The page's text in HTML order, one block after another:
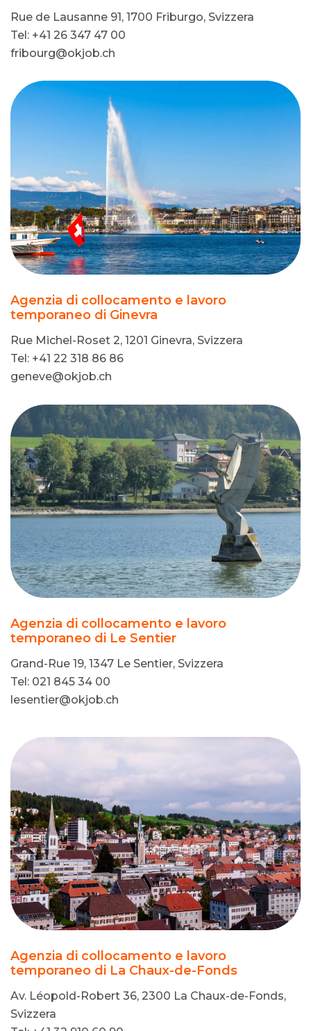
Rue de Lausanne 91, 1700 Friburgo, Svizzera
Tel: +41 26 347 47 00
fribourg@okjob.ch
Agenzia di collocamento e lavoro
temporaneo di Ginevra
Rue Michel-Roset 2, 1201 Ginevra, Svizzera
Tel: +41 22 318 86 86
geneve@okjob.ch
Agenzia di collocamento e lavoro
temporaneo di Le Sentier
Grand-Rue 19, 1347 Le Sentier, Svizzera
Tel: 021 845 34 00
lesentier@okjob.ch
Agenzia di collocamento e lavoro
temporaneo di La Chaux-de-Fonds
Av. Léopold-Robert 36, 2300 La Chaux-de-Fonds,
Svizzera